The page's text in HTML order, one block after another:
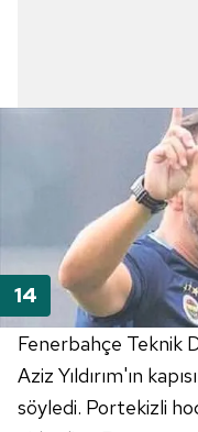
Fenerbahçe Teknik
Aziz Yıldırım'ın
söyledi. Portekizli